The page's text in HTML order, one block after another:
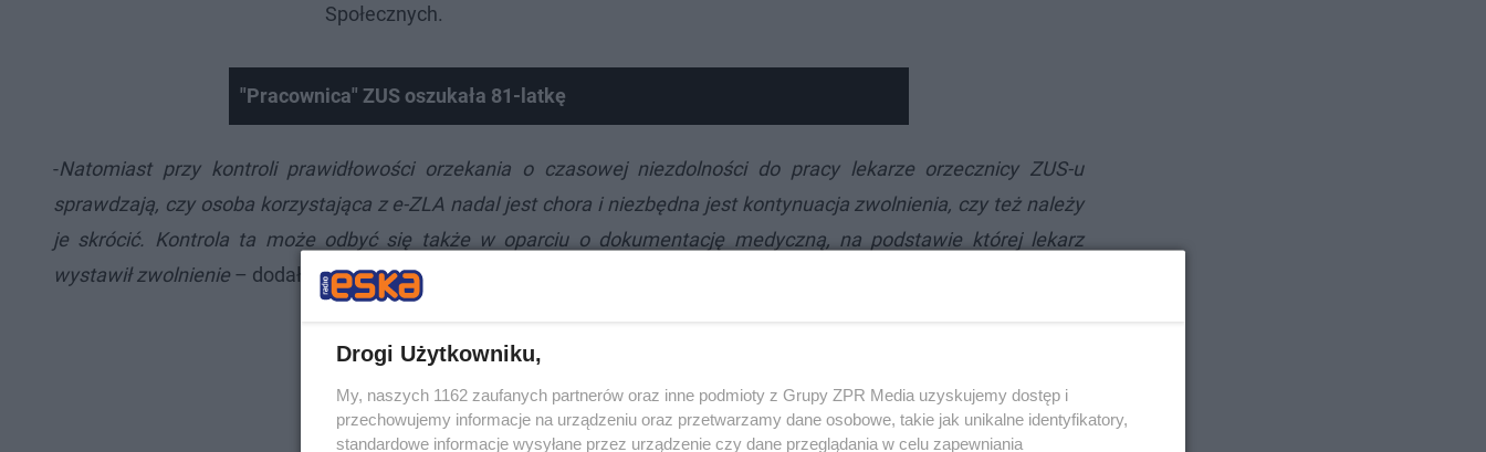
Społecznych.
"Pracownica" ZUS oszukała 81-latkę
-Natomiast przy kontroli prawidłowości orzekania o czasowej niezdolności do pracy lekarze orzecznicy ZUS-u
sprawdzają, czy osoba korzystająca z e-ZLA nadal jest chora i niezbędna jest kontynuacja zwolnienia, czy też należy
je skrócić. Kontrola ta może odbyć się także w oparciu o dokumentację medyczną, na podstawie której lekarz
wystawił zwolnienie – dodał rzecznik.
Drogi Użytkowniku,
My, naszych 1162 zaufanych partnerów oraz inne podmioty z Grupy ZPR Media uzyskujemy dostęp i
przechowujemy informacje na urządzeniu oraz przetwarzamy dane osobowe, takie jak unikalne identyfikatory,
standardowe informacje wysyłane przez urządzenie czy dane przeglądania w celu zapewniania